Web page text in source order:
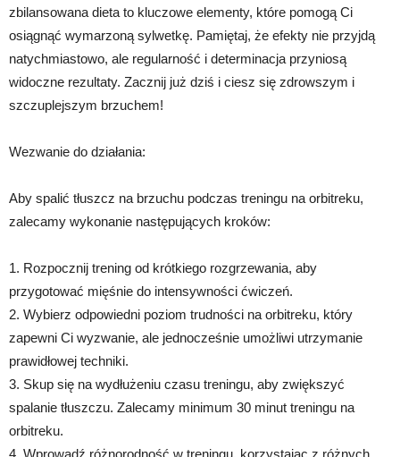
zbilansowana dieta to kluczowe elementy, które pomogą Ci
osiągnąć wymarzoną sylwetkę. Pamiętaj, że efekty nie przyjdą
natychmiastowo, ale regularność i determinacja przyniosą
widoczne rezultaty. Zacznij już dziś i ciesz się zdrowszym i
szczuplejszym brzuchem!
Wezwanie do działania:
Aby spalić tłuszcz na brzuchu podczas treningu na orbitreku,
zalecamy wykonanie następujących kroków:
1. Rozpocznij trening od krótkiego rozgrzewania, aby
przygotować mięśnie do intensywności ćwiczeń.
2. Wybierz odpowiedni poziom trudności na orbitreku, który
zapewni Ci wyzwanie, ale jednocześnie umożliwi utrzymanie
prawidłowej techniki.
3. Skup się na wydłużeniu czasu treningu, aby zwiększyć
spalanie tłuszczu. Zalecamy minimum 30 minut treningu na
orbitreku.